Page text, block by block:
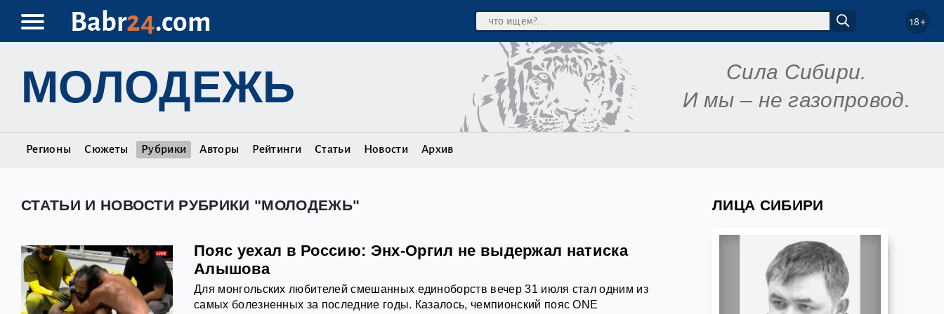
Babr24.com 18+
Сила Сибири.
И мы – не газопровод.
МОЛОДЕЖЬ
Регионы Сюжеты Рубрики Авторы Рейтинги Статьи Новости Архив
СТАТЬИ И НОВОСТИ РУБРИКИ "МОЛОДЕЖЬ"
Пояс уехал в Россию: Энх-Оргил не выдержал натиска
Алышова
Для монгольских любителей смешанных единоборств вечер 31 июля стал одним из
самых болезненных за последние годы. Казалось, чемпионский пояс ONE
ЛИЦА СИБИРИ